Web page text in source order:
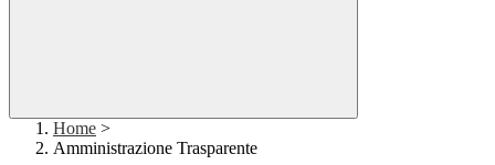
Home >
Amministrazione Trasparente